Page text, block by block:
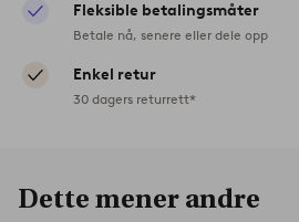
Fleksible betalingsmåter
Betale nå, senere eller dele opp
Enkel retur
30 dagers returrett*
Dette mener andre